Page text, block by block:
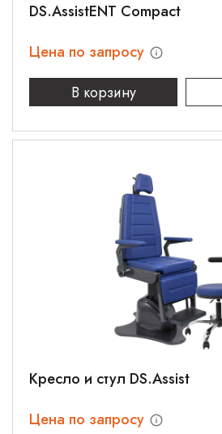
DS.AssistENT Compact
Цена по запросу
В корзину
Кресло и стул DS.Assist
Цена по запросу